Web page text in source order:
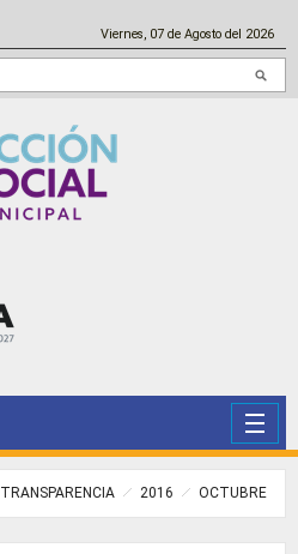
Viernes, 07 de Agosto del 2026
TRANSPARENCIA 2016 OCTUBRE